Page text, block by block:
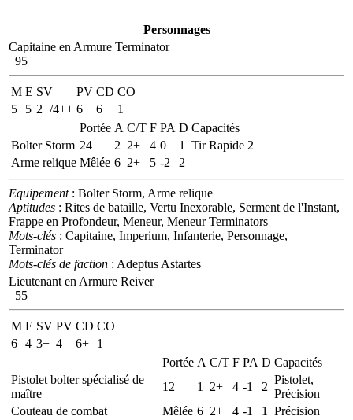
Personnages
Capitaine en Armure Terminator
95
M E SV PV CD CO
5
5 2+/4++ 6 6+
1
Portée A C/T F PA D Capacités
Bolter Storm 24 2 2+ 4 0 1
Tir Rapide 2
Arme relique Mêlée 6 2+ 5 -2 2
Equipement: Bolter Storm, Arme relique
Aptitudes : Rites de bataille, Vertu Inexorable, Serment de l'Instant,
Frappe en Profondeur, Meneur, Meneur Terminators
Mots-clés : Capitaine, Imperium, Infanterie, Personnage,
Terminator
Mots-clés de faction : Adeptus Astartes
Lieutenant en Armure Reiver
55
M E SV PV CD CO
6 4 3+ 4 6+
1
Portée A C/T F PA D Capacités
Pistolet bolter spécialisé de
maître
12 1 2+ 4 -1 2
Pistolet,
Précision
Couteau de combat
Mêlée 6 2+ 4 -1 1 Précision